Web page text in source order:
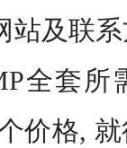
站及联
全套所
价格,